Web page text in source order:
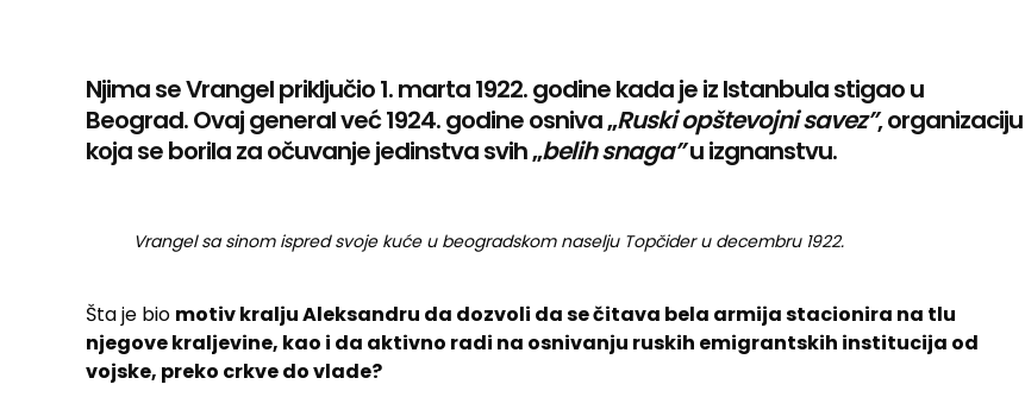
Njima se Vrangel priključio 1. marta 1922. godine kada je iz Istanbula stigao u
Beograd. Ovaj general već 1924. godine osniva „Ruski opštevojni savez”, organizaciju
koja se borila za očuvanje jedinstva svih „belih snaga”u izgnanstvu.
Vrangel sa sinom ispred svoje kuće u beogradskom naselju Topčider u decembru 1922.
Šta je bio motiv kralju Aleksandru da dozvoli da se čitava bela armija stacionira na tlu
njegove kraljevine, kao i da aktivno radi na osnivanju ruskih emigrantskih institucija od
vojske, preko crkve do vlade?